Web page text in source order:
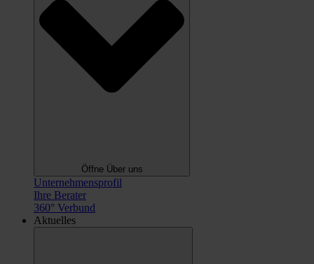
Öffne Über uns
Unternehmensprofil
Ihre Berater
360° Verbund
Aktuelles